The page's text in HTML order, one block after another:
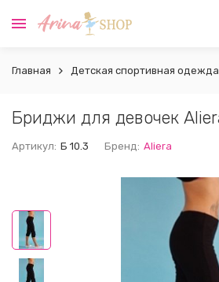
Главная Детская спортивная одежда
Бриджи для девочек
Артикул: Б 10.3 Бренд: Aliera